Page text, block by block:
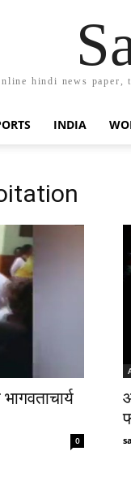
hindi news
INDIA
0